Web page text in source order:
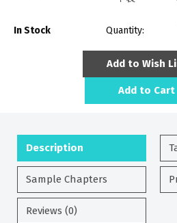
In Stock Quantity:
Add to Wish
Add to Cart
Description
Sample Chapters
Reviews (0)